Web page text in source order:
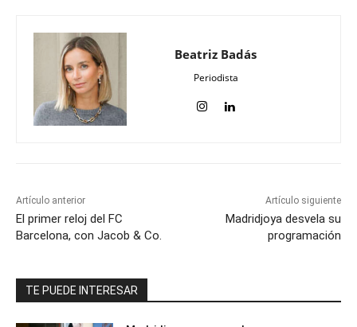
Beatriz Badás
Periodista
Artículo anterior
El primer reloj del FC
Barcelona, con Jacob & Co.
Artículo siguiente
Madridjoya desvela su
programación
TE PUEDE INTERESAR